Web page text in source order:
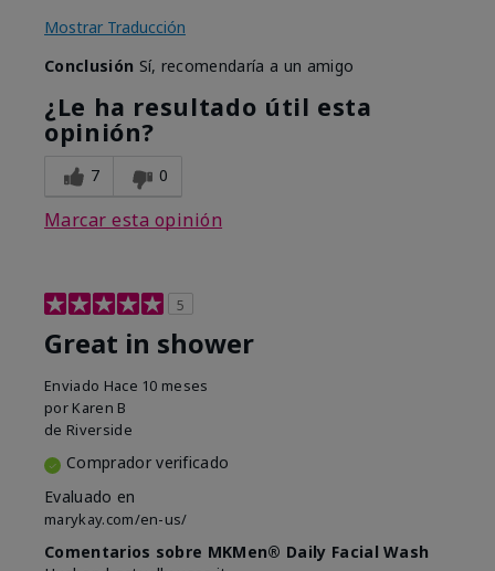
Mostrar Traducción
Conclusión Sí, recomendaría a un amigo
¿Le ha resultado útil esta
opinión?
7 0
Marcar esta opinión
5
Great in shower
Enviado Hace 10 meses
por Karen B
de Riverside
Comprador verificado
Evaluado en
marykay.com/en-us/
Comentarios sobre MKMen® Daily Facial Wash